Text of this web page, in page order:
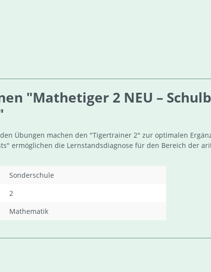
"Mathetiger 2 NEU –
Übungen machen den "Tigertrainer 2" zur optimalen
ermöglichen die Lernstandsdiagnose für den Bereich der
Sonderschule
2
Mathematik